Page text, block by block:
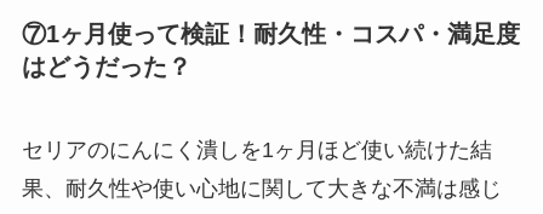
⑦1ヶ月使って検証！耐久性・コスパ・満足度
はどうだった？
セリアのにんにく潰しを1ヶ月ほど使い続けた結
果、耐久性や使い心地に関して大きな不満は感じ